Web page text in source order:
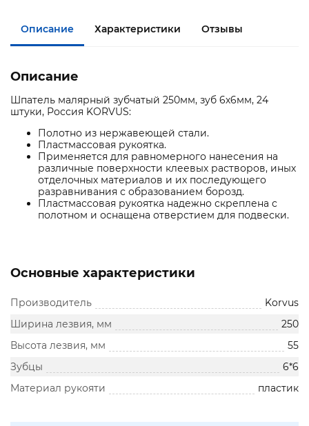
Описание Характеристики Отзывы
Описание
Шпатель малярный зубчатый 250мм, зуб 6х6мм, 24
штуки, Россия KORVUS:
Полотно из нержавеющей стали.
Пластмассовая рукоятка.
Применяется для равномерного нанесения на
различные поверхности клеевых растворов, иных
отделочных материалов и их последующего
разравнивания с образованием борозд.
Пластмассовая рукоятка надежно скреплена с
полотном и оснащена отверстием для подвески.
Основные характеристики
Производитель
Korvus
Ширина лезвия, мм
250
Высота лезвия, мм
55
Зубцы
6*6
Материал рукояти
пластик